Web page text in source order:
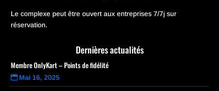
Le complexe peut être ouvert aux entreprises 7/7j sur
réservation.
Dernières actualités
Membre OnlyKart – Points de fidélité
Mai 16, 2025